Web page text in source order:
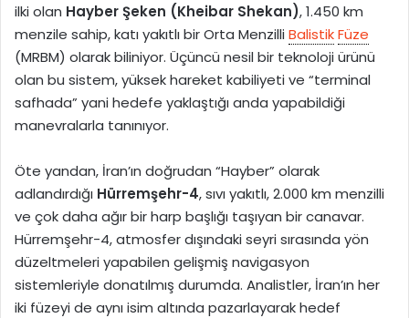
ilki olan Hayber Şeken (Kheibar Shekan), 1.450 km
menzile sahip, katı yakıtlı bir Orta MenzilliBalistikFüze
(MRBM) olarak biliniyor. Üçüncü nesil bir teknoloji ürünü
olan bu sistem, yüksek hareket kabiliyeti ve “terminal
safhada” yani hedefe yaklaştığı anda yapabildiği
manevralarla tanınıyor.
Öte yandan, İran’ın doğrudan “Hayber” olarak
adlandırdığı Hürremşehr-4, sıvı yakıtlı, 2.000 km menzilli
ve çok daha ağır bir harp başlığı taşıyan bir canavar.
Hürremşehr-4, atmosfer dışındaki seyri sırasında yön
düzeltmeleri yapabilen gelişmiş navigasyon
sistemleriyle donatılmış durumda. Analistler, İran’ın her
iki füzeyi de aynı isim altında pazarlayarak hedef